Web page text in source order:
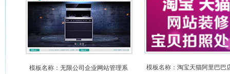
模板名称： 无限公司企业网站管理系
模板名称： 淘宝天猫阿里巴巴